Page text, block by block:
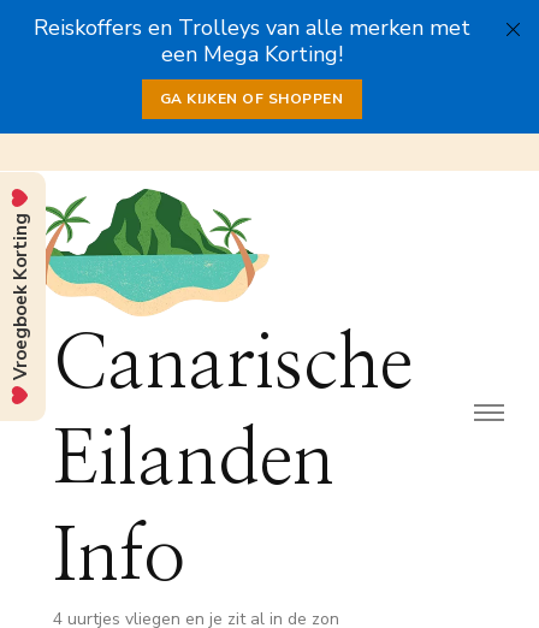
Reiskoffers en Trolleys van alle merken met
een Mega Korting!
GA KIJKEN OF SHOPPEN
Canarische
Eilanden
Info
4 uurtjes vliegen en je zit al in de zon
Vroegboek Korting